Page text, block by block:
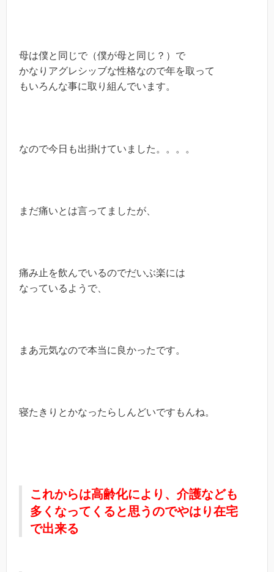
母は僕と同じで（僕が母と同じ？）で
かなりアグレシッブな性格なので年を取って
もいろんな事に取り組んでいます。
なので今日も出掛けていました。。。。
まだ痛いとは言ってましたが、
痛み止を飲んでいるのでだいぶ楽には
なっているようで、
まあ元気なので本当に良かったです。
寝たきりとかなったらしんどいですもんね。
これからは高齢化により、介護なども
多くなってくると思うのでやはり在宅
で出来る